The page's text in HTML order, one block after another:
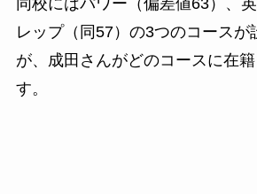
同校にはパワー（偏差値63）、
レップ（同 57）の3つのコースが
が、成田さんがどのコースに在
す。